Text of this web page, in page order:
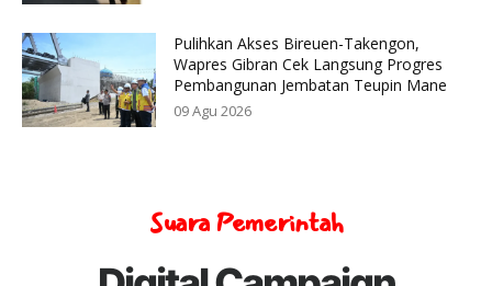
Pulihkan Akses Bireuen-Takengon,
Wapres Gibran Cek Langsung Progres
Pembangunan Jembatan Teupin Mane
09 Agu 2026
Suara Pemerintah